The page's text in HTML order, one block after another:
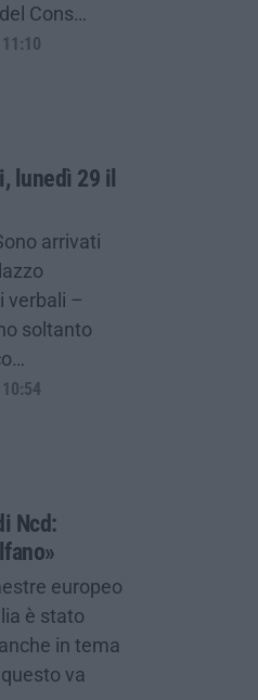
Cons…
lunedì 29 il
arrivati
verbali –
soltanto
Ncd:
europeo
è stato
in tema
va